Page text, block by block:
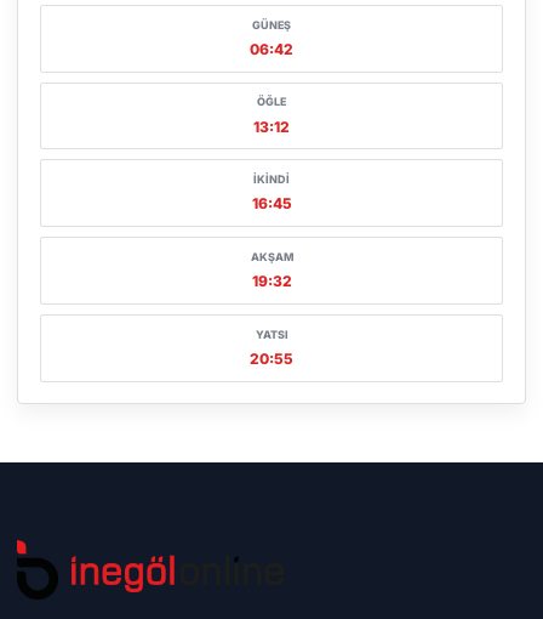
GÜNEŞ
06:42
ÖĞLE
13:12
İKINDI
16:45
AKŞAM
19:32
YATSI
20:55